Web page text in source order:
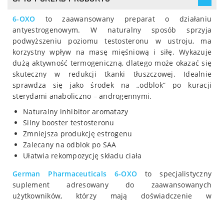
6-OXO to zaawansowany preparat o działaniu
antyestrogenowym. W naturalny sposób sprzyja
podwyższeniu poziomu testosteronu w ustroju, ma
korzystny wpływ na masę mięśniową i siłę. Wykazuje
dużą aktywność termogeniczną, dlatego może okazać się
skuteczny w redukcji tkanki tłuszczowej. Idealnie
sprawdza się jako środek na „odblok” po kuracji
sterydami anaboliczno – androgennymi.
Naturalny inhibitor aromatazy
Silny booster testosteronu
Zmniejsza produkcję estrogenu
Zalecany na odblok po SAA
Ułatwia rekompozycję składu ciała
German Pharmaceuticals 6-OXO to specjalistyczny
suplement adresowany do zaawansowanych
użytkowników, którzy mają doświadczenie w